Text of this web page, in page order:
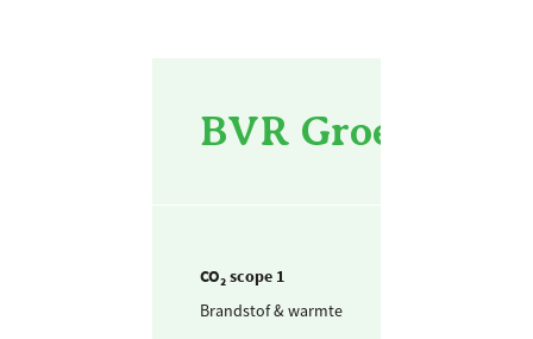
BVR Groep B.V.
CO₂ scope 1
Brandstof & warmte